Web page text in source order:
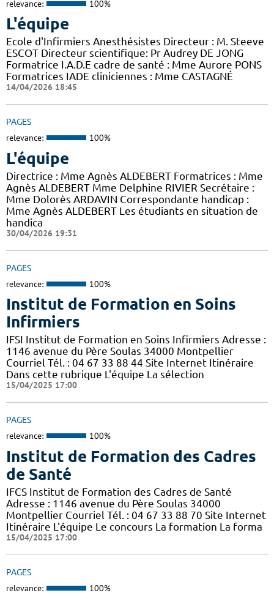
relevance: 100%
L'équipe
Ecole d'Infirmiers Anesthésistes Directeur : M. Steeve
ESCOT Directeur scientifique: Pr Audrey DE JONG
Formatrice I.A.D.E cadre de santé : Mme Aurore PONS
Formatrices IADE cliniciennes : Mme CASTAGNÉ
14/04/2026 18:45
PAGES
relevance: 100%
L'équipe
Directrice : Mme Agnès ALDEBERT Formatrices : Mme
Agnès ALDEBERT Mme Delphine RIVIER Secrétaire :
Mme Dolorès ARDAVIN Correspondante handicap :
Mme Agnès ALDEBERT Les étudiants en situation de
handica
30/04/2026 19:31
PAGES
relevance: 100%
Institut de Formation en Soins
Infirmiers
IFSI Institut de Formation en Soins Infirmiers Adresse :
1146 avenue du Père Soulas 34000 Montpellier
Courriel Tél. : 04 67 33 88 44 Site Internet Itinéraire
Dans cette rubrique L'équipe La sélection
15/04/2025 17:00
PAGES
relevance: 100%
Institut de Formation des Cadres
de Santé
IFCS Institut de Formation des Cadres de Santé
Adresse : 1146 avenue du Père Soulas 34000
Montpellier Courriel Tél. : 04 67 33 88 70 Site Internet
Itinéraire L'équipe Le concours La formation La forma
15/04/2025 17:00
PAGES
relevance: 100%